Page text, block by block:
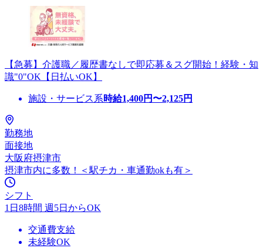
【急募】介護職／履歴書なしで即応募＆スグ開始！経験・知
識"0"OK【日払いOK】
施設・サービス系時給1,400円〜2,125円
勤務地
面接地
大阪府摂津市
摂津市内に多数！＜駅チカ・車通勤okも有＞
シフト
1日8時間 週5日からOK
交通費支給
未経験OK